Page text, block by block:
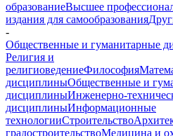
образованиеВысшее
издания для самообразования
-
Общественные и гуманитарные
Религия и
религиоведениеФилософия
дисциплиныОбщественные и
дисциплиныИнженерно-
дисциплиныИнформационные
технологииСтроительство
градостроительствоМедицина и